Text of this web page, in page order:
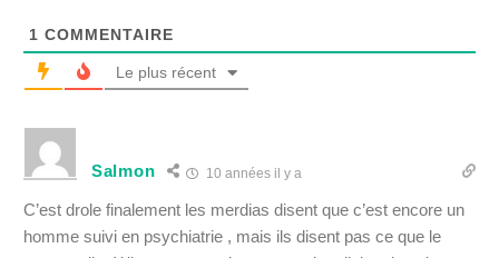
1 COMMENTAIRE
Le plus récent
Salmon 10 années il y a
C’est drole finalement les merdias disent que c’est encore un
homme suivi en psychiatrie , mais ils disent pas ce que le